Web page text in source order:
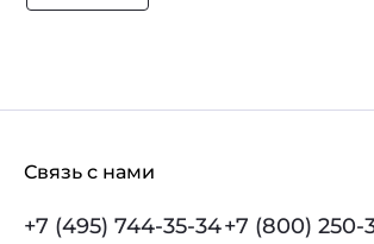
Связь с нами
+7 (495) 744-35-34+7 (800) 250-